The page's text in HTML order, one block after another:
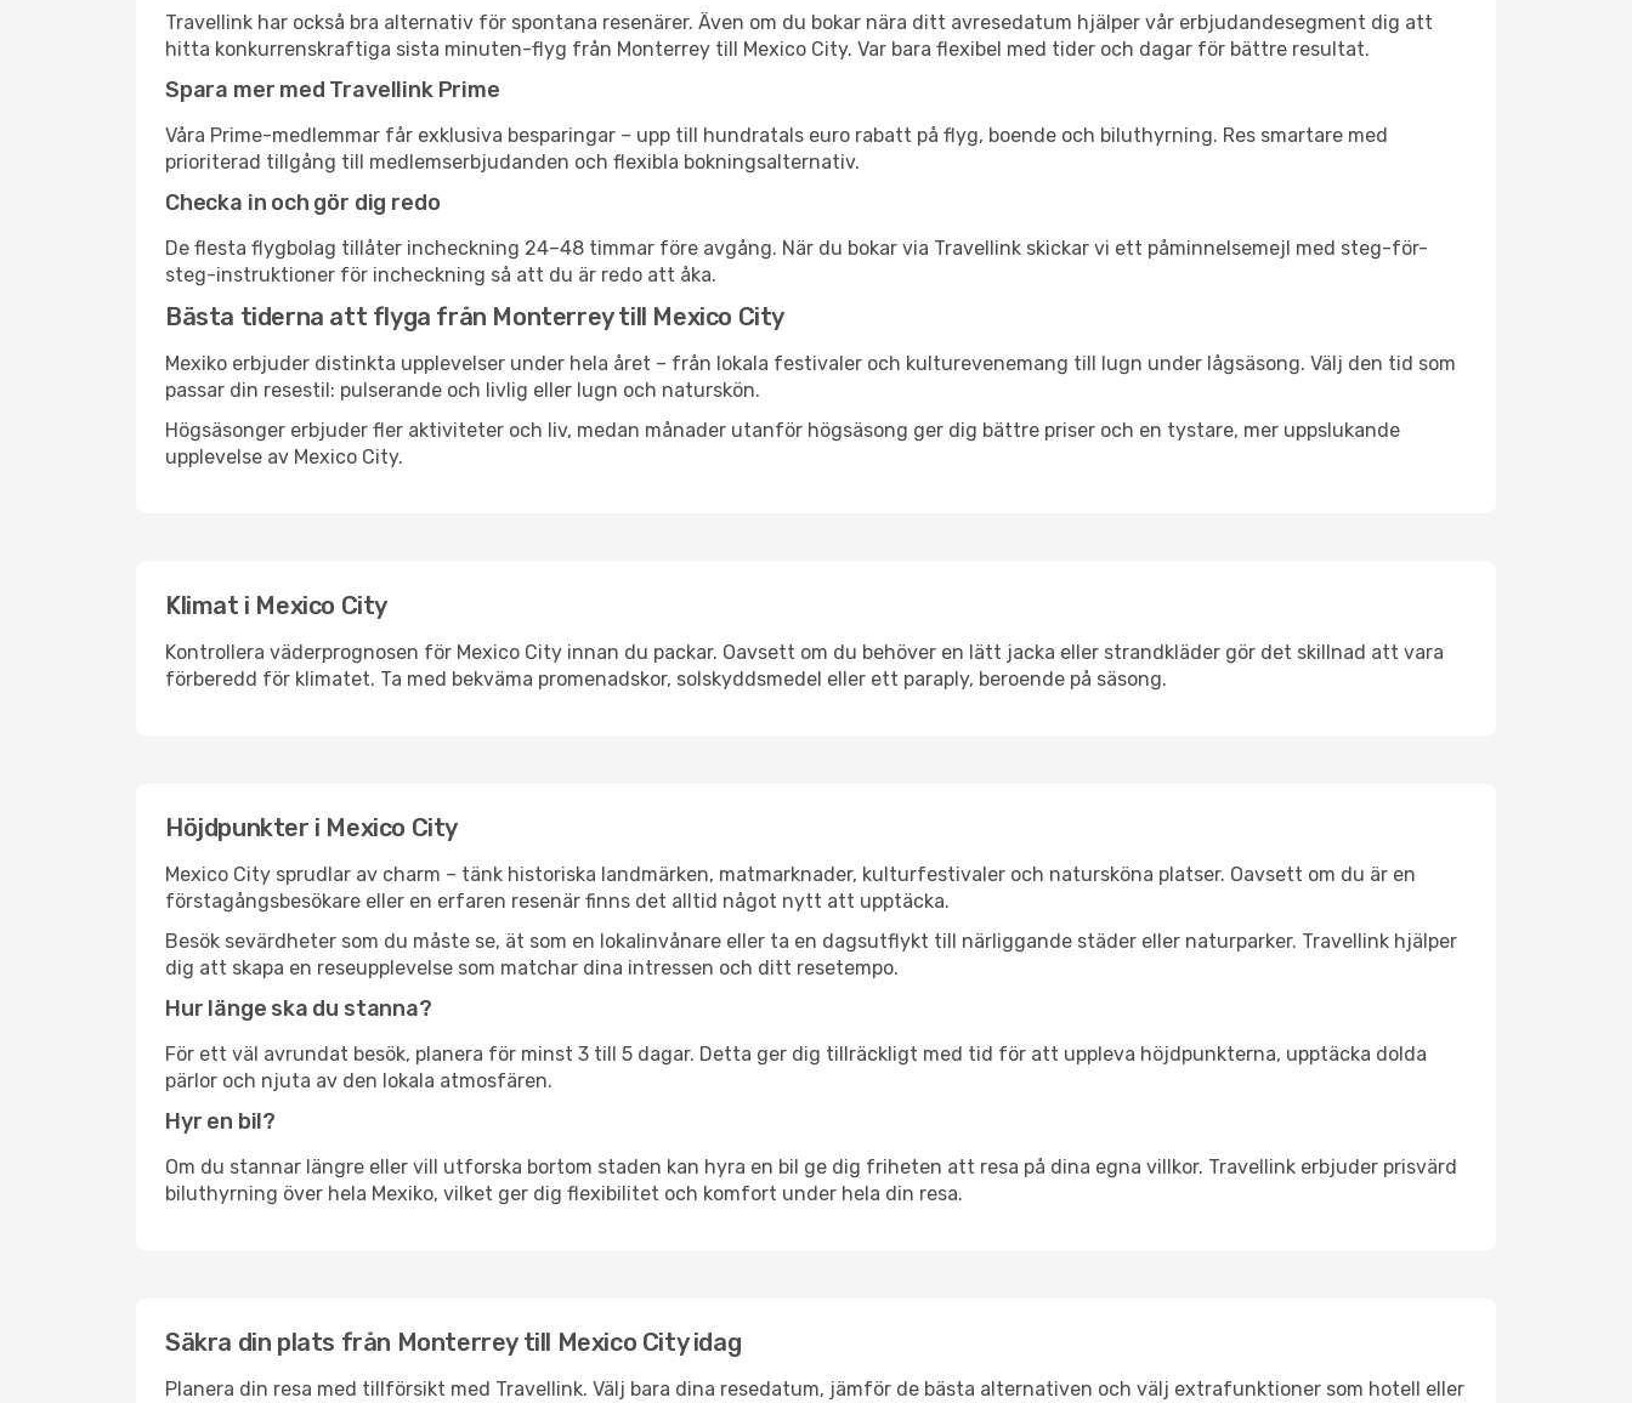
Travellink har också bra alternativ för spontana resenärer. Även om du bokar nära ditt avresedatum hjälper vår erbjudandesegment dig att
hitta konkurrenskraftiga sista minuten-flyg från Monterrey till Mexico City. Var bara flexibel med tider och dagar för bättre resultat.
Spara mer med Travellink Prime
Våra Prime-medlemmar får exklusiva besparingar – upp till hundratals euro rabatt på flyg, boende och biluthyrning. Res smartare med
prioriterad tillgång till medlemserbjudanden och flexibla bokningsalternativ.
Checka in och gör dig redo
De flesta flygbolag tillåter incheckning 24–48 timmar före avgång. När du bokar via Travellink skickar vi ett påminnelsemejl med steg-för-
steg-instruktioner för incheckning så att du är redo att åka.
Bästa tiderna att flyga från Monterrey till Mexico City
Mexiko erbjuder distinkta upplevelser under hela året – från lokala festivaler och kulturevenemang till lugn under lågsäsong. Välj den tid som
passar din resestil: pulserande och livlig eller lugn och naturskön.
Högsäsonger erbjuder fler aktiviteter och liv, medan månader utanför högsäsong ger dig bättre priser och en tystare, mer uppslukande
upplevelse av Mexico City.
Klimat i Mexico City
Kontrollera väderprognosen för Mexico City innan du packar. Oavsett om du behöver en lätt jacka eller strandkläder gör det skillnad att vara
förberedd för klimatet. Ta med bekväma promenadskor, solskyddsmedel eller ett paraply, beroende på säsong.
Höjdpunkter i Mexico City
Mexico City sprudlar av charm – tänk historiska landmärken, matmarknader, kulturfestivaler och natursköna platser. Oavsett om du är en
förstagångsbesökare eller en erfaren resenär finns det alltid något nytt att upptäcka.
Besök sevärdheter som du måste se, ät som en lokalinvånare eller ta en dagsutflykt till närliggande städer eller naturparker. Travellink hjälper
dig att skapa en reseupplevelse som matchar dina intressen och ditt resetempo.
Hur länge ska du stanna?
För ett väl avrundat besök, planera för minst 3 till 5 dagar. Detta ger dig tillräckligt med tid för att uppleva höjdpunkterna, upptäcka dolda
pärlor och njuta av den lokala atmosfären.
Hyr en bil?
Om du stannar längre eller vill utforska bortom staden kan hyra en bil ge dig friheten att resa på dina egna villkor. Travellink erbjuder prisvärd
biluthyrning över hela Mexiko, vilket ger dig flexibilitet och komfort under hela din resa.
Säkra din plats från Monterrey till Mexico City idag
Planera din resa med tillförsikt med Travellink. Välj bara dina resedatum, jämför de bästa alternativen och välj extrafunktioner som hotell eller